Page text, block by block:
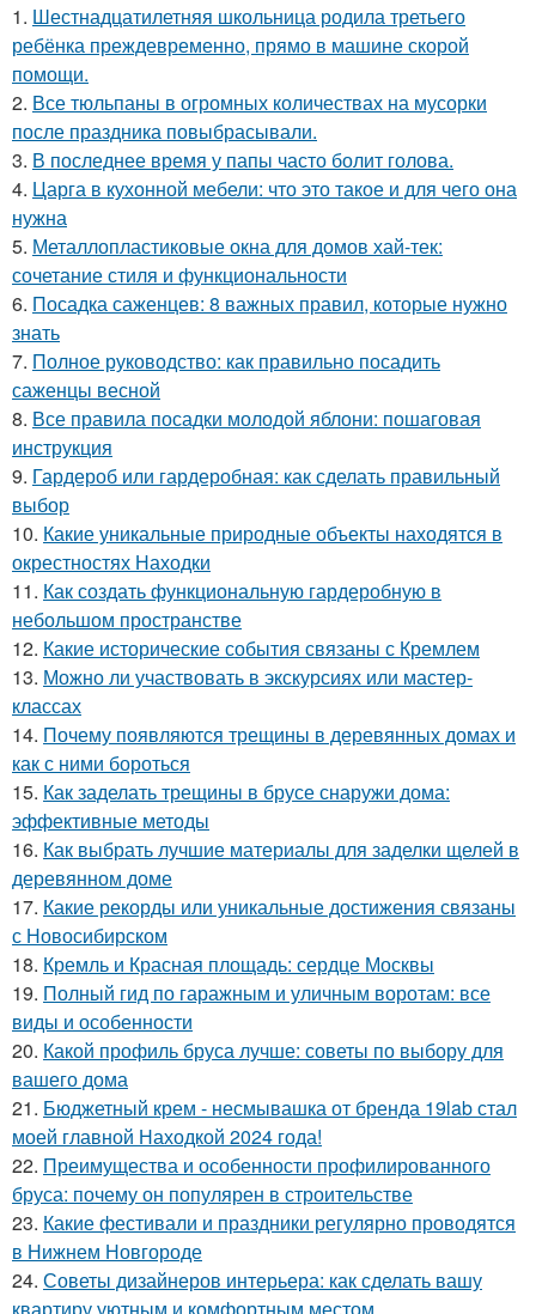
1. Шестнадцатилетняя школьница родила третьего
ребёнка преждевременно, прямо в машине скорой
помощи.
2. Все тюльпаны в огромных количествах на мусорки
после праздника повыбрасывали.
3. В последнее время у папы часто болит голова.
4. Царга в кухонной мебели: что это такое и для чего она
нужна
5. Металлопластиковые окна для домов хай-тек:
сочетание стиля и функциональности
6. Посадка саженцев: 8 важных правил, которые нужно
знать
7. Полное руководство: как правильно посадить
саженцы весной
8. Все правила посадки молодой яблони: пошаговая
инструкция
9. Гардероб или гардеробная: как сделать правильный
выбор
10. Какие уникальные природные объекты находятся в
окрестностях Находки
11. Как создать функциональную гардеробную в
небольшом пространстве
12. Какие исторические события связаны с Кремлем
13. Можно ли участвовать в экскурсиях или мастер-
классах
14. Почему появляются трещины в деревянных домах и
как с ними бороться
15. Как заделать трещины в брусе снаружи дома:
эффективные методы
16. Как выбрать лучшие материалы для заделки щелей в
деревянном доме
17. Какие рекорды или уникальные достижения связаны
с Новосибирском
18. Кремль и Красная площадь: сердце Москвы
19. Полный гид по гаражным и уличным воротам: все
виды и особенности
20. Какой профиль бруса лучше: советы по выбору для
вашего дома
21. Бюджетный крем - несмывашка от бренда 19lab стал
моей главной Находкой 2024 года!
22. Преимущества и особенности профилированного
бруса: почему он популярен в строительстве
23. Какие фестивали и праздники регулярно проводятся
в Нижнем Новгороде
24. Советы дизайнеров интерьера: как сделать вашу